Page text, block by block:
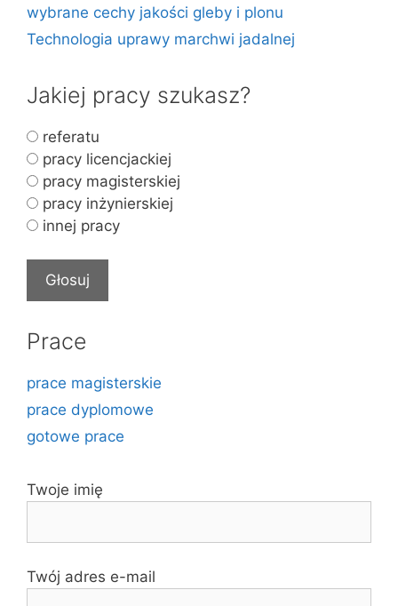
wybrane cechy jakości gleby i plonu
Technologia uprawy marchwi jadalnej
Jakiej pracy szukasz?
referatu
pracy licencjackiej
pracy magisterskiej
pracy inżynierskiej
innej pracy
Prace
prace magisterskie
prace dyplomowe
gotowe prace
Twoje imię
Twój adres e-mail